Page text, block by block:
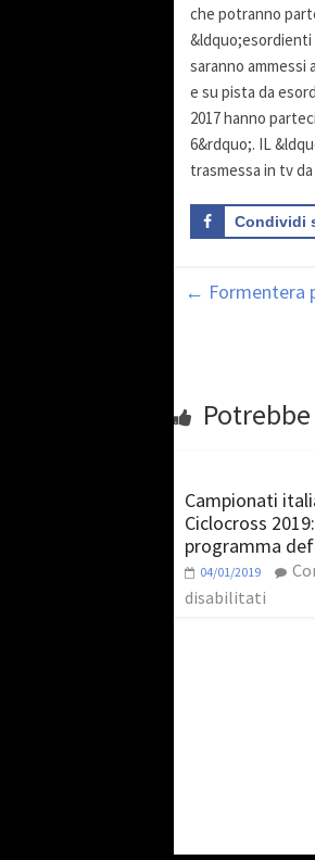
che potranno
&ldquo;esordienti
saranno ammessi
e su pista da
2017 hanno
6&rdquo;. IL
trasmessa in tv
Condividi
← Formentera
Campionati
Ciclocross
programma
04/01/2019
disabilitati